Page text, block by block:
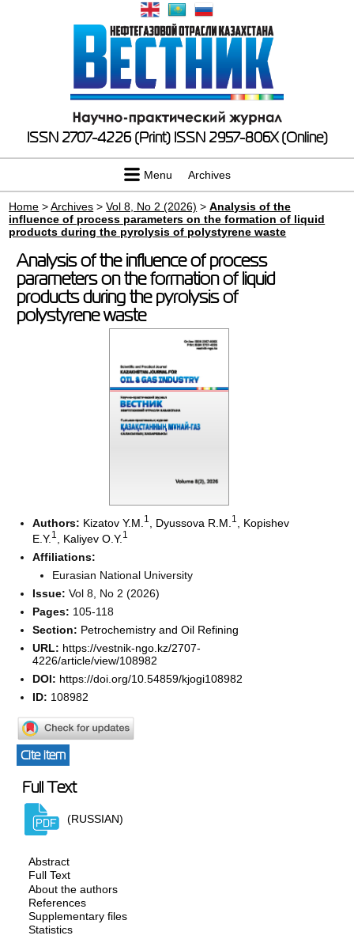
ISSN 2707-4226 (Print) ISSN 2957-806X (Online)
Menu Archives
Home >Archives >Vol 8, No 2 (2026) >Analysis of the
influence of process parameters on the formation of liquid
products during the pyrolysis of polystyrene waste
Analysis of the influence of process
parameters on the formation of liquid
products during the pyrolysis of
polystyrene waste
Authors: Kizatov Y.M. 1 Dyussova R.M. 1
Kopishev
E.Y. 1 Kaliyev O.Y. 1
Affiliations:
Eurasian National University
Issue:Vol 8, No 2 (2026)
Pages: 105-118
Section: Petrochemistry and Oil Refining
URL: https://vestnik-ngo.kz/2707-
4226/article/view/108982
DOI: https://doi.org/10.54859/kjogi108982
ID: 108982
Cite item
Full Text
(RUSSIAN)
Abstract
Full Text
About the authors
References
Supplementary files
Statistics